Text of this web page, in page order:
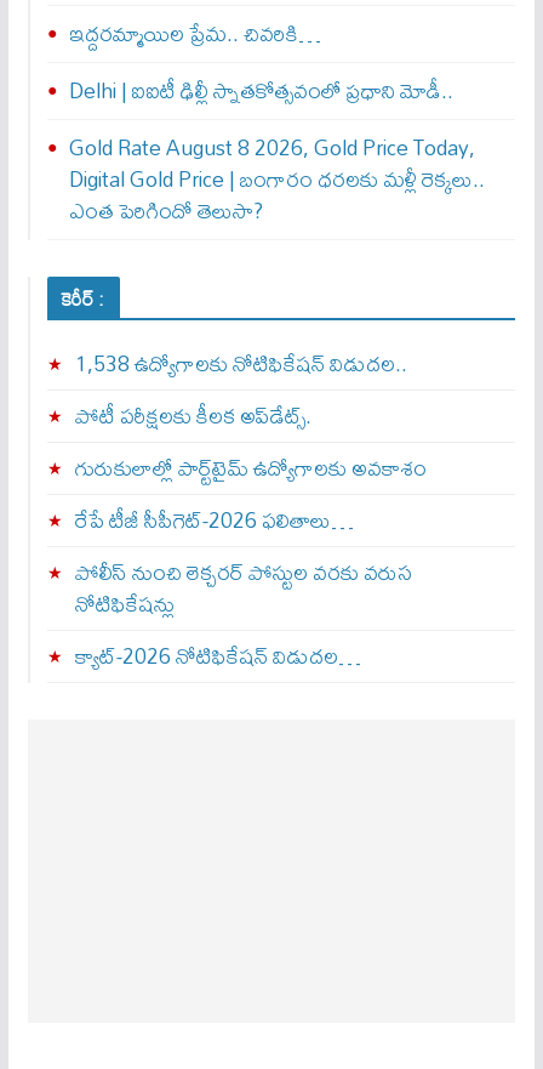
ఇద్దరమ్మాయిల ప్రేమ.. చివరికి…
Delhi | ఐఐటీ ఢిల్లీ స్నాతకోత్సవంలో ప్రధాని మోడీ..
Gold Rate August 8 2026, Gold Price Today,
Digital Gold Price | బంగారం ధరలకు మళ్లీ రెక్కలు..
ఎంత పెరిగిందో తెలుసా?
కెరీర్ :
1,538 ఉద్యోగాలకు నోటిఫికేషన్ విడుదల..
పోటీ పరీక్షలకు కీలక అప్‌డేట్స్.
గురుకులాల్లో పార్ట్‌టైమ్ ఉద్యోగాలకు అవకాశం
రేపే టీజీ సీపీగెట్‌-2026 ఫలితాలు…
పోలీస్ నుంచి లెక్చరర్ పోస్టుల వరకు వరుస
నోటిఫికేషన్లు
క్యాట్-2026 నోటిఫికేషన్ విడుదల…